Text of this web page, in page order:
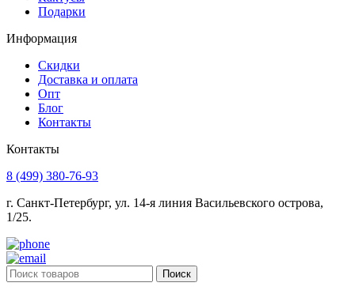
Подарки
Информация
Скидки
Доставка и оплата
Опт
Блог
Контакты
Контакты
8 (499) 380-76-93
г. Санкт-Петербург, ул. 14-я линия Васильевского острова,
1/25.
Поиск